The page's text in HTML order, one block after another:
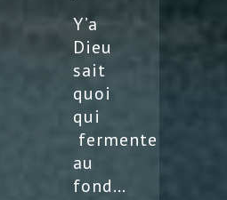
Y’a
Dieu
sait
quoi
qui
fermente
au
fond…